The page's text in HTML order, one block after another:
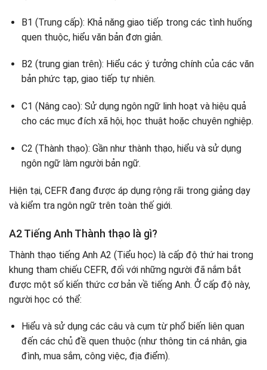
B1 (Trung cấp): Khả năng giao tiếp trong các tình huống
quen thuộc, hiểu văn bản đơn giản.
B2 (trung gian trên): Hiểu các ý tưởng chính của các văn
bản phức tạp, giao tiếp tự nhiên.
C1 (Nâng cao): Sử dụng ngôn ngữ linh hoạt và hiệu quả
cho các mục đích xã hội, học thuật hoặc chuyên nghiệp.
C2 (Thành thạo): Gần như thành thạo, hiểu và sử dụng
ngôn ngữ làm người bản ngữ.
Hiện tại, CEFR đang được áp dụng rộng rãi trong giảng dạy
và kiểm tra ngôn ngữ trên toàn thế giới.
A2 Tiếng Anh Thành thạo là gì?
Thành thạo tiếng Anh A2 (Tiểu học) là cấp độ thứ hai trong
khung tham chiếu CEFR, đối với những người đã nắm bắt
được một số kiến ​​thức cơ bản về tiếng Anh. Ở cấp độ này,
người học có thể:
Hiểu và sử dụng các câu và cụm từ phổ biến liên quan
đến các chủ đề quen thuộc (như thông tin cá nhân, gia
đình, mua sắm, công việc, địa điểm).